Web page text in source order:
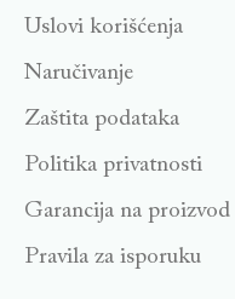
Uslovi korišćenja
Naručivanje
Zaštita podataka
Politika privatnosti
Garancija na proizvod
Pravila za isporuku